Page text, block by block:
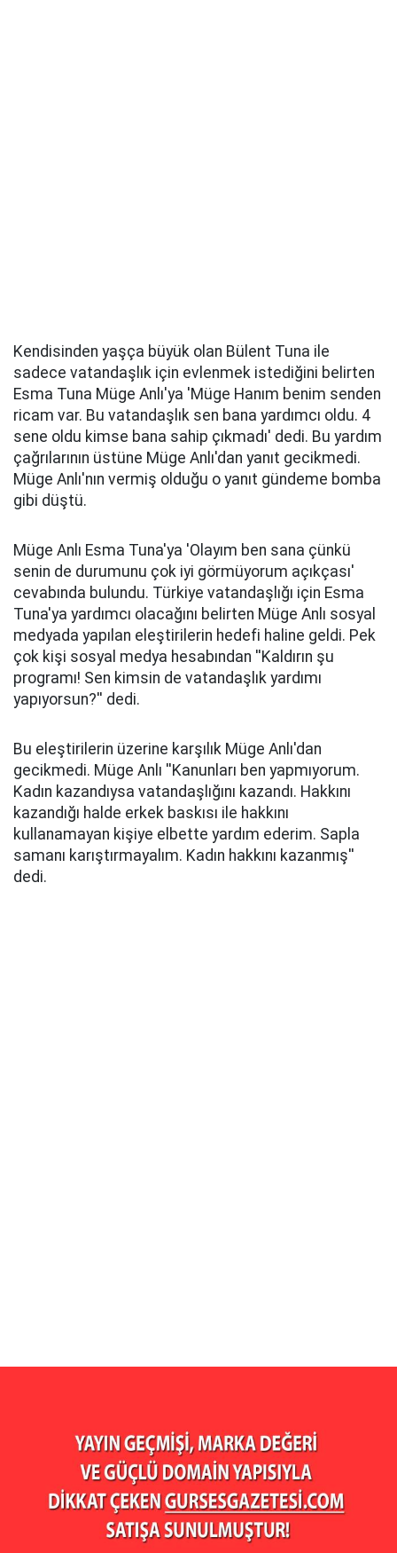
Kendisinden yaşça büyük olan Bülent Tuna ile
sadece vatandaşlık için evlenmek istediğini belirten
Esma Tuna Müge Anlı'ya 'Müge Hanım benim senden
ricam var. Bu vatandaşlık sen bana yardımcı oldu. 4
sene oldu kimse bana sahip çıkmadı' dedi. Bu yardım
çağrılarının üstüne Müge Anlı'dan yanıt gecikmedi.
Müge Anlı'nın vermiş olduğu o yanıt gündeme bomba
gibi düştü.
Müge Anlı Esma Tuna'ya 'Olayım ben sana çünkü
senin de durumunu çok iyi görmüyorum açıkçası'
cevabında bulundu. Türkiye vatandaşlığı için Esma
Tuna'ya yardımcı olacağını belirten Müge Anlı sosyal
medyada yapılan eleştirilerin hedefi haline geldi. Pek
çok kişi sosyal medya hesabından ''Kaldırın şu
programı! Sen kimsin de vatandaşlık yardımı
yapıyorsun?'' dedi.
Bu eleştirilerin üzerine karşılık Müge Anlı'dan
gecikmedi. Müge Anlı ''Kanunları ben yapmıyorum.
Kadın kazandıysa vatandaşlığını kazandı. Hakkını
kazandığı halde erkek baskısı ile hakkını
kullanamayan kişiye elbette yardım ederim. Sapla
samanı karıştırmayalım. Kadın hakkını kazanmış''
dedi.